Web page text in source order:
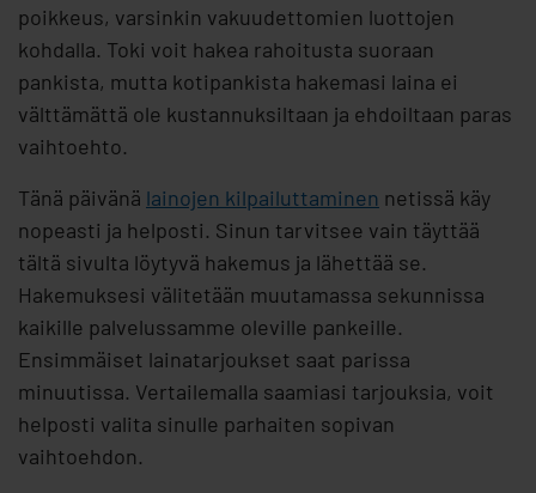
poikkeus, varsinkin vakuudettomien luottojen
kohdalla. Toki voit hakea rahoitusta suoraan
pankista, mutta kotipankista hakemasi laina ei
välttämättä ole kustannuksiltaan ja ehdoiltaan paras
vaihtoehto.
Tänä päivänä lainojen kilpailuttaminen netissä käy
nopeasti ja helposti. Sinun tarvitsee vain täyttää
tältä sivulta löytyvä hakemus ja lähettää se.
Hakemuksesi välitetään muutamassa sekunnissa
kaikille palvelussamme oleville pankeille.
Ensimmäiset lainatarjoukset saat parissa
minuutissa. Vertailemalla saamiasi tarjouksia, voit
helposti valita sinulle parhaiten sopivan
vaihtoehdon.